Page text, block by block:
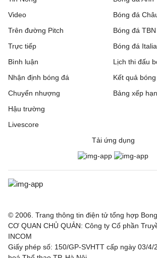
Video
Trên đường Pitch
Trực tiếp
Bóng đá
Bóng đá TBN
Bóng đá Italia
Bình luận
Nhận định bóng đá
Chuyển nhượng
Hậu trường
Livescore
Lịch thi đấu
Kết quả
Bảng xếp
Tải ứng dụng
© 2006. Trang thông tin điện tử tổng hợp
CƠ QUAN CHỦ QUẢN: Công ty Cổ phần
INCOM
Giấy phép số: 150/GP-SVHTT cấp ngày 03/4/